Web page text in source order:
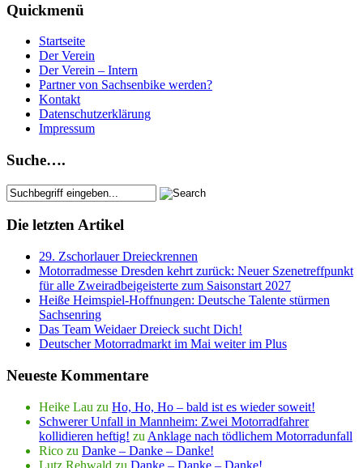
Quickmenü
Startseite
Der Verein
Der Verein – Intern
Partner von Sachsenbike werden?
Kontakt
Datenschutzerklärung
Impressum
Suche….
Die letzten Artikel
29. Zschorlauer Dreieckrennen
Motorradmesse Dresden kehrt zurück: Neuer Szenetreffpunkt
für alle Zweiradbeigeisterte zum Saisonstart 2027
Heiße Heimspiel-Hoffnungen: Deutsche Talente stürmen
Sachsenring
Das Team Weidaer Dreieck sucht Dich!
Deutscher Motorradmarkt im Mai weiter im Plus
Neueste Kommentare
Heike Lau zu Ho, Ho, Ho – bald ist es wieder soweit!
Schwerer Unfall in Mannheim: Zwei Motorradfahrer
kollidieren heftig! zu Anklage nach tödlichem Motorradunfall
Rico zu Danke – Danke – Danke!
Lutz Rehwald zu Danke – Danke – Danke!